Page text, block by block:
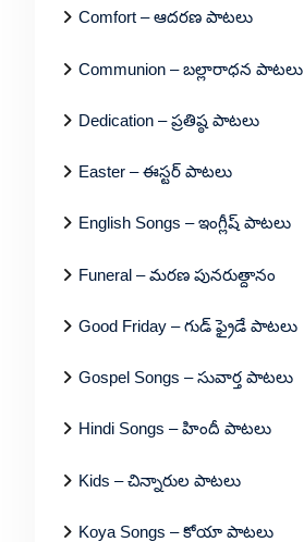
Comfort – ఆదరణ పాటలు
Communion – బల్లారాధన పాటలు
Dedication – ప్రతిష్ఠ పాటలు
Easter – ఈస్టర్ పాటలు
English Songs – ఇంగ్లీష్ పాటలు
Funeral – మరణ పునరుత్దానం
Good Friday – గుడ్ ఫ్రైడే పాటలు
Gospel Songs – సువార్త పాటలు
Hindi Songs – హిందీ పాటలు
Kids – చిన్నారుల పాటలు
Koya Songs – కోయా పాటలు